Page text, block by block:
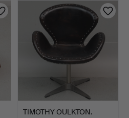
TIMOTHY OULKTON.